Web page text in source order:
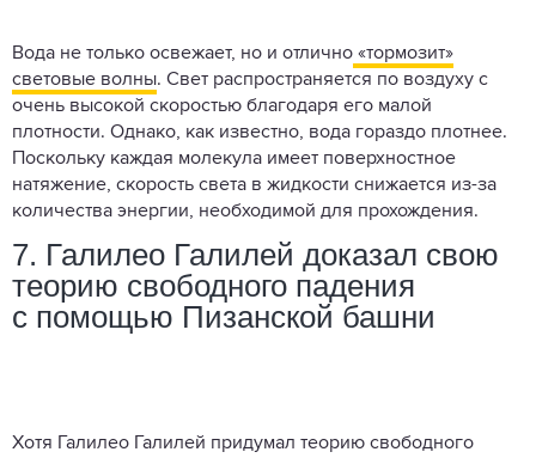
Вода не только освежает, но и отлично «тормозит»
световые волны. Свет распространяется по воздуху с
очень высокой скоростью благодаря его малой
плотности. Однако, как известно, вода гораздо плотнее.
Поскольку каждая молекула имеет поверхностное
натяжение, скорость света в жидкости снижается из-за
количества энергии, необходимой для прохождения.
7. Галилео Галилей доказал свою
теорию свободного падения
с помощью Пизанской башни
Хотя Галилео Галилей придумал теорию свободного